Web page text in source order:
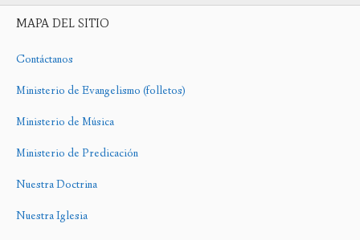
MAPA DEL SITIO
Contáctanos
Ministerio de Evangelismo (folletos)
Ministerio de Música
Ministerio de Predicación
Nuestra Doctrina
Nuestra Iglesia